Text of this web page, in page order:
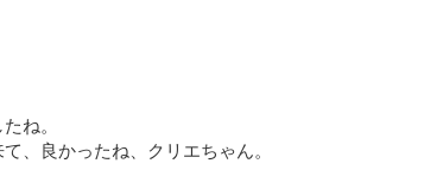
ね。
、良かったね、クリエちゃん。